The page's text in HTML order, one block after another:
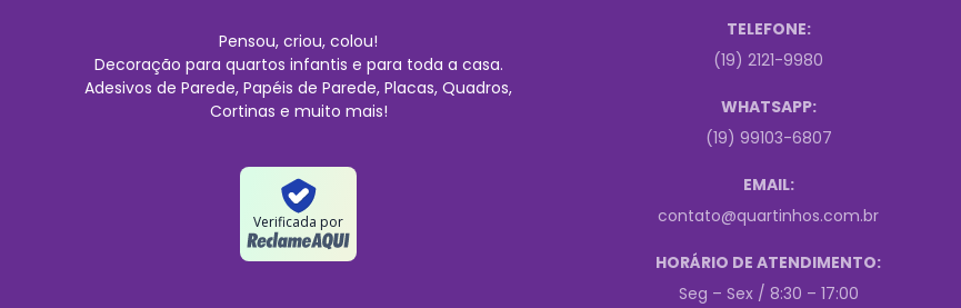
Pensou, criou, colou!
Decoração para quartos infantis e para toda a casa.
Adesivos de Parede, Papéis de Parede, Placas, Quadros,
Cortinas e muito mais!
Verificada por
TELEFONE:
(19) 2121-9980
WHATSAPP:
(19) 99103-6807
EMAIL:
contato@quartinhos.com.br
HORÁRIO DE ATENDIMENTO:
Seg – Sex / 8:30 – 17:00